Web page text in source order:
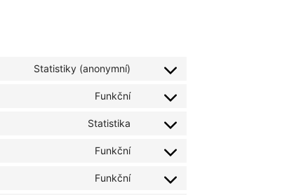
Statistiky (anonymní)
Funkční
Statistika
Funkční
Funkční